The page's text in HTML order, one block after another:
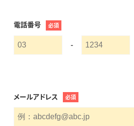
電話番号 必須
-
メールアドレス 必須